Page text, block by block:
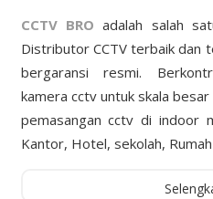
CCTV BRO adalah salah
Distributor CCTV terbaik dan
bergaransi resmi.
kamera cctv untuk skala
pemasangan cctv di indoor
Kantor, Hotel, sekolah,